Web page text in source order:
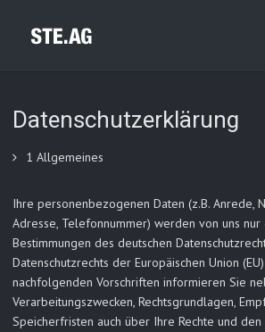
Datenschutzerklärung
1 Allgemeines
Ihre personenbezogenen Daten (z.B. Anrede,
Adresse, Telefonnummer) werden von uns
Bestimmungen des deutschen
Datenschutzrechts der Europäischen Union
nachfolgenden Vorschriften informieren Sie
Verarbeitungszwecken, Rechtsgrundlagen,
Speicherfristen auch über Ihre Rechte und